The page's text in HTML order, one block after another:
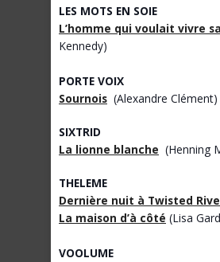
LES MOTS EN SOIE
L’homme qui voulait vivre
Kennedy)
PORTE VOIX
Sournois (Alexandre Clément)
SIXTRID
La lionne blanche (Henning
THELEME
Dernière nuit à Twisted
La maison d’à côté (Lisa
VOOLUME